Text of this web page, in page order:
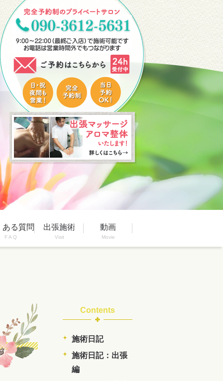
ある質問
F A Q
出張施術
Visit
動画
Movie
Contents
施術日記
施術日記：出張
編